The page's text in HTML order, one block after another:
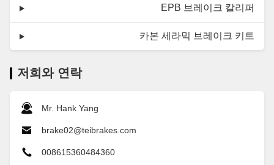
EPB 브레이크 칼리퍼
카본 세라믹 브레이크 키트
저희와 연락
Mr. Hank Yang
brake02@teibrakes.com
008615360484360